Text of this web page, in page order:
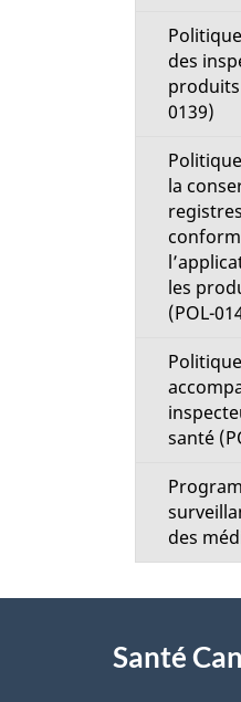
des
produits
0139)
la
les
(POL-
santé
des
proposSanté